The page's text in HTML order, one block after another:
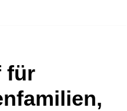
für